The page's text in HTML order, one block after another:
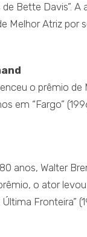
de Bette Davis”.
Melhor Atriz por
o prêmio
em “Fargo”
anos, Walter
o ator
Fronteira”